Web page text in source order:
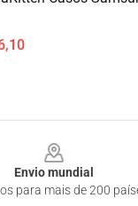
Envio mundial
para mais de 200